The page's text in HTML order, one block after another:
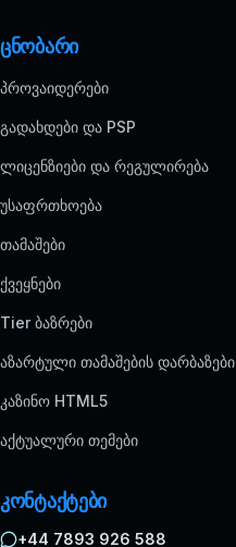
ცნობარი
პროვაიდერები
გადახდები და PSP
ლიცენზიები და რეგულირება
უსაფრთხოება
თამაშები
ქვეყნები
Tier ბაზრები
აზარტული თამაშების დარბაზები
კაზინო HTML5
აქტუალური თემები
კონტაქტები
+44 7893 926 588